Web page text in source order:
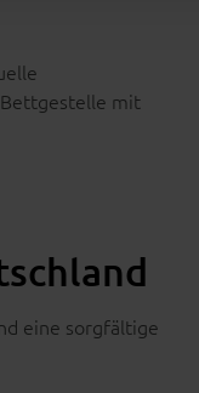
mit
eine sorgfältige